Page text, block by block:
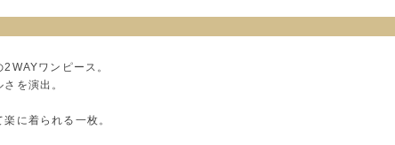
ワンピース。
を演出。
に着られる一枚。